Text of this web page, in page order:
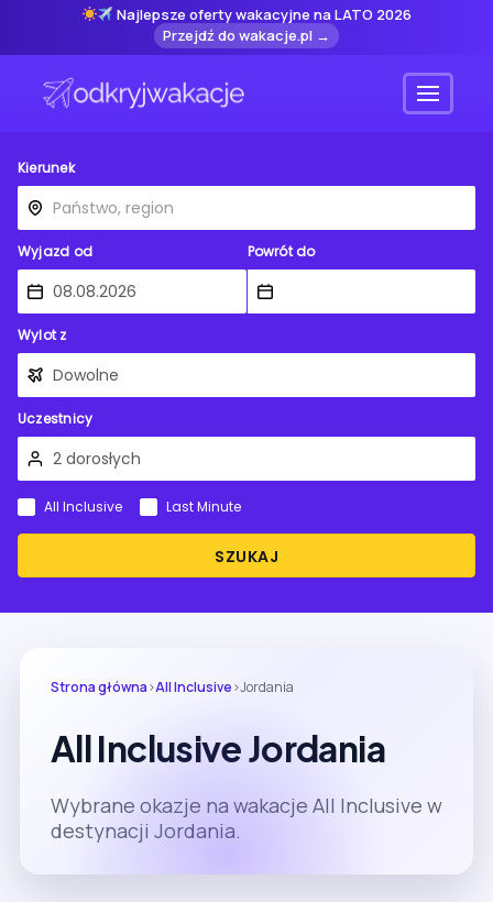
Najlepsze oferty wakacyjne na LATO 2026
Przejdź do wakacje.pl →
Menu
Kierunek
Wyjazd od Powrót do
Wylot z
Uczestnicy
SZUKAJ
All Inclusive Last Minute
Strona główna›All Inclusive›Jordania
All Inclusive Jordania
Wybrane okazje na wakacje All Inclusive w
destynacji Jordania.